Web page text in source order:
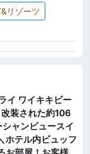
リゾーツ
イ ワイキキビー
装された約106
ャンビュースイ
ホテル内ビュッフ